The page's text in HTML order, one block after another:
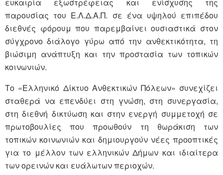
παρουσίας του Ε.Λ.Δ.Α.Π. σε ένα υψηλού επιπέδου
διεθνές φόρουμ που παρεμβαίνει ουσιαστικά στον
σύγχρονο διάλογο γύρω από την ανθεκτικότητα, τη
βιώσιμη ανάπτυξη και την προστασία των τοπικών
κοινωνιών.
Το «Ελληνικό Δίκτυο Ανθεκτικών Πόλεων» συνεχίζει
σταθερά να επενδύει στη γνώση, στη συνεργασία,
στη διεθνή δικτύωση και στην ενεργή συμμετοχή σε
πρωτοβουλίες που προωθούν τη θωράκιση των
τοπικών κοινωνιών και δημιουργούν νέες προοπτικές
για το μέλλον των ελληνικών Δήμων και ιδιαίτερα
των ορεινών και ευάλωτων περιοχών.